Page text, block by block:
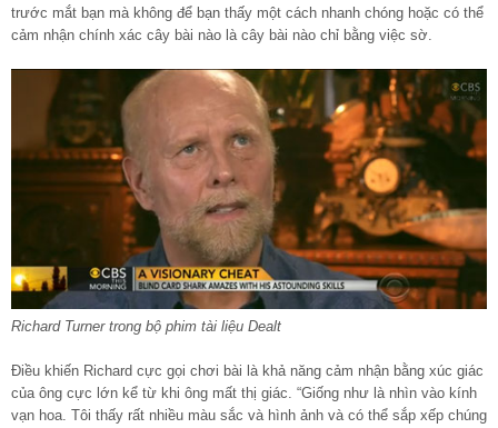
trước mắt bạn mà không để bạn thấy một cách nhanh chóng hoặc có thể
cảm nhận chính xác cây bài nào là cây bài nào chỉ bằng việc sờ.
Richard Turner trong bộ phim tài liệu Dealt
Điều khiến Richard cực gọi chơi bài là khả năng cảm nhận bằng xúc giác
của ông cực lớn kể từ khi ông mất thị giác. “Giống như là nhìn vào kính
vạn hoa. Tôi thấy rất nhiều màu sắc và hình ảnh và có thể sắp xếp chúng